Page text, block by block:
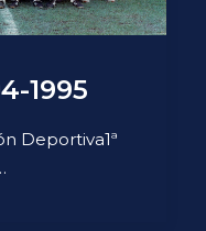
1995
Deportiva1ª